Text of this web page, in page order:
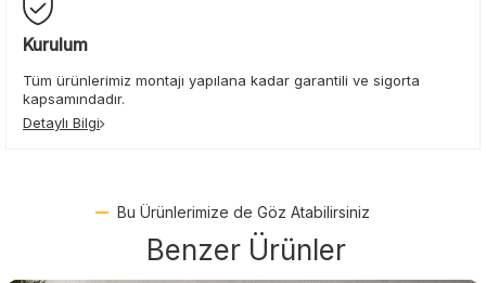
Kurulum
Tüm ürünlerimiz montajı yapılana kadar garantili ve sigorta
kapsamındadır.
Detaylı Bilgi
Bu Ürünlerimize de Göz Atabilirsiniz
Benzer Ürünler